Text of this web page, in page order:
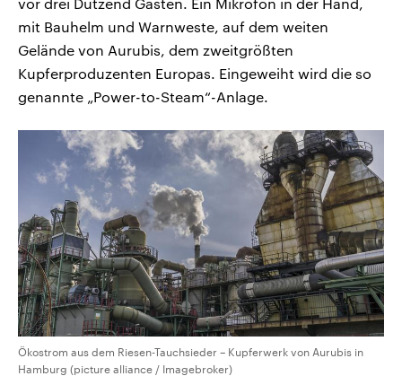
vor drei Dutzend Gästen. Ein Mikrofon in der Hand,
mit Bauhelm und Warnweste, auf dem weiten
Gelände von Aurubis, dem zweitgrößten
Kupferproduzenten Europas. Eingeweiht wird die so
genannte „Power-to-Steam“-Anlage.
Ökostrom aus dem Riesen-Tauchsieder – Kupferwerk von Aurubis in
Hamburg (picture alliance / Imagebroker)